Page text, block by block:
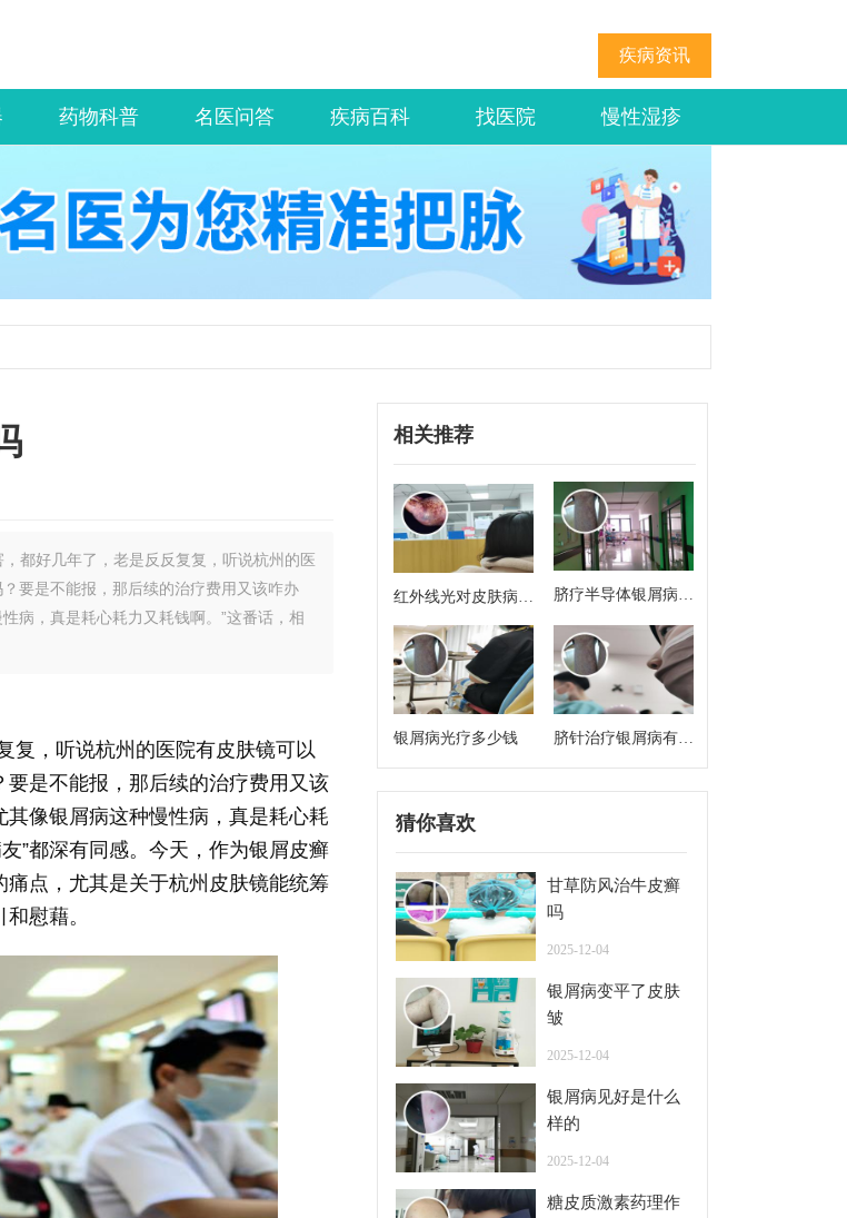
疾病资讯
药物科普 名医问答 疾病百科 找医院 慢性湿疹
都好几年了，老是反反复复，听说杭州的医
要是不能报，那后续的治疗费用又该咋办
病，真是耗心耗力又耗钱啊。”这番话，相
复，听说杭州的医院有皮肤镜可以
是不能报，那后续的治疗费用又该
像银屑病这种慢性病，真是耗心耗
”都深有同感。今天，作为银屑皮癣
点，尤其是关于杭州皮肤镜能统筹
慰藉。
相关推荐
红外线光对皮肤病有
治疗作用吗
脐疗半导体银屑病治
银屑病光疗多少钱
脐针治疗银屑病有用
吗
猜你喜欢
甘草防风治牛皮癣
吗
2025-12-04
银屑病变平了皮肤
皱
2025-12-04
银屑病见好是什么
样的
2025-12-04
糖皮质激素药理作